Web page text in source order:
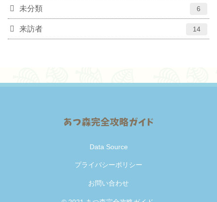
未分類 6
来訪者 14
Data Source
プライバシーポリシー
お問い合わせ